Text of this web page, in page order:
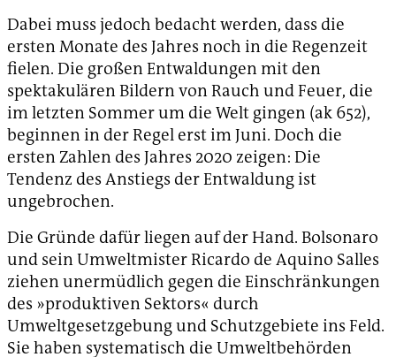
Dabei muss jedoch bedacht werden, dass die
ersten Monate des Jahres noch in die Regenzeit
fielen. Die großen Entwaldungen mit den
spektakulären Bildern von Rauch und Feuer, die
im letzten Sommer um die Welt gingen (ak 652),
beginnen in der Regel erst im Juni. Doch die
ersten Zahlen des Jahres 2020 zeigen: Die
Tendenz des Anstiegs der Entwaldung ist
ungebrochen.
Die Gründe dafür liegen auf der Hand. Bolsonaro
und sein Umweltmister Ricardo de Aquino Salles
ziehen unermüdlich gegen die Einschränkungen
des »produktiven Sektors« durch
Umweltgesetzgebung und Schutzgebiete ins Feld.
Sie haben systematisch die Umweltbehörden